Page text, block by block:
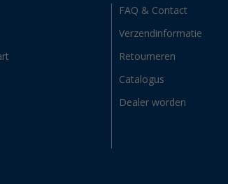
FAQ & Contact
Verzendinformatie
Retourneren
Catalogus
Dealer worden